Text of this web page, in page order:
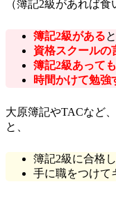
（簿記2級があれば
簿記2級がある
資格スクールの
簿記2級あっても
時間かけて勉強
大原簿記やTACなど
と、
簿記2級に合格
手に職をつけて